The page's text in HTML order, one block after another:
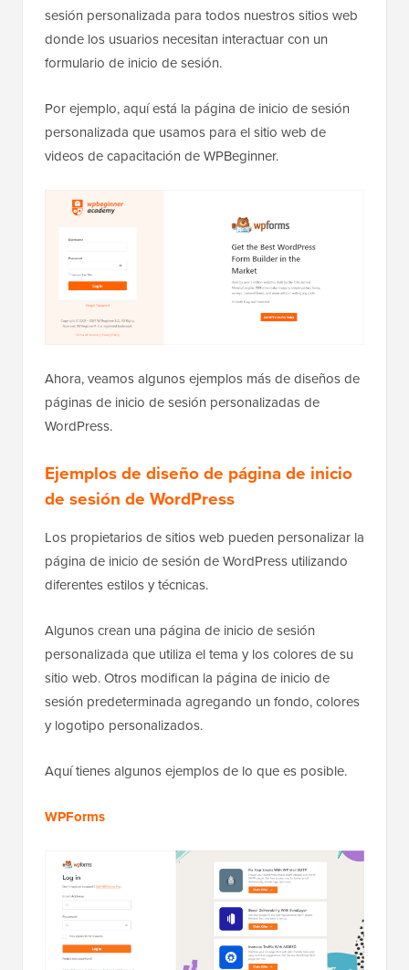
sesión personalizada para todos nuestros sitios web
donde los usuarios necesitan interactuar con un
formulario de inicio de sesión.
Por ejemplo, aquí está la página de inicio de sesión
personalizada que usamos para el sitio web de
videos de capacitación de WPBeginner.
Ahora, veamos algunos ejemplos más de diseños de
páginas de inicio de sesión personalizadas de
WordPress.
Ejemplos de diseño de página de inicio
de sesión de WordPress
Los propietarios de sitios web pueden personalizar la
página de inicio de sesión de WordPress utilizando
diferentes estilos y técnicas.
Algunos crean una página de inicio de sesión
personalizada que utiliza el tema y los colores de su
sitio web. Otros modifican la página de inicio de
sesión predeterminada agregando un fondo, colores
y logotipo personalizados.
Aquí tienes algunos ejemplos de lo que es posible.
WPForms